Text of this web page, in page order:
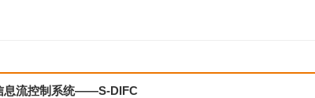
息流控制系统——S-DIFC